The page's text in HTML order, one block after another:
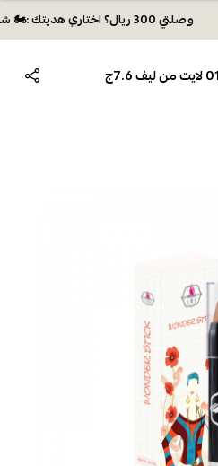
وصلتي 300 ريال؟ اختاري هديتك :🏍 شحن مجاني بكود N28 أو 💸خصم بكود EID26